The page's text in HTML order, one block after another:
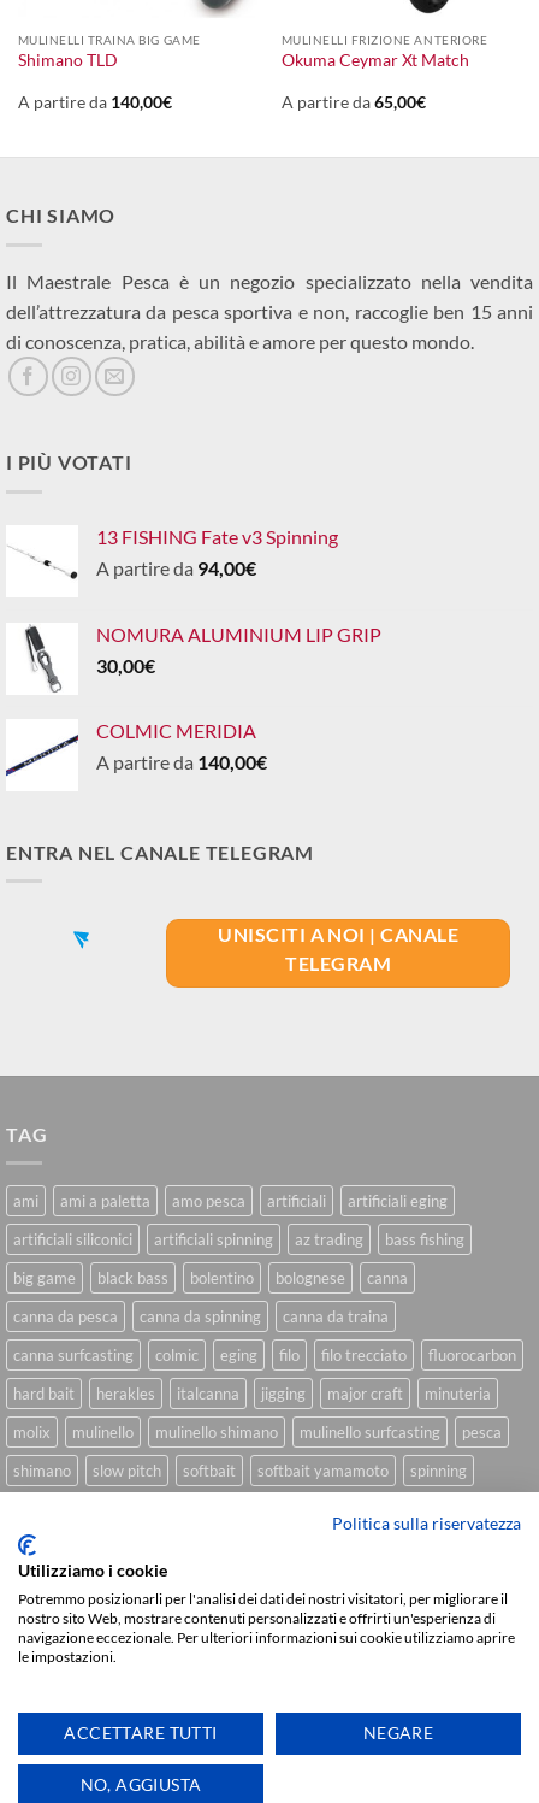
MULINELLI TRAINA BIG GAME
Shimano TLD
A partire da 140,00€
MULINELLI FRIZIONE ANTERIORE
Okuma Ceymar Xt Match
A partire da65,00€
CHI SIAMO
Il Maestrale Pesca è un negozio specializzato nella vendita
dell’attrezzatura da pesca sportiva e non, raccoglie ben 15 anni
di conoscenza, pratica, abilità e amore per questo mondo.
I PIÙ VOTATI
13 FISHING Fate v3 Spinning
A partire da 94,00€
NOMURA ALUMINIUM LIP GRIP
30,00€
COLMIC MERIDIA
A partire da 140,00€
ENTRA NEL CANALE TELEGRAM
UNISCITI A NOI | CANALE
TELEGRAM
TAG
ami ami a paletta amo pesca artificiali
artificiali eging
artificiali siliconici
artificiali spinning az trading
bass fishing
big game
black bass bolentino bolognese
canna
canna da pesca
canna da spinning
canna da traina
canna surfcasting
colmic eging filo filo trecciato
fluorocarbon
hard bait
herakles italcanna jigging major craft
minuteria
molix
mulinello mulinello shimano mulinello surfcasting
pesca
shimano
slow pitch softbait softbait yamamoto
spinning
Sviluppato daWe Blink Design
Visa
PayPal Stripe MasterCard
Cash
Copyright 2026 © IlMaestralePesca.it
Politica sulla riservatezza
Utilizziamo i cookie
Potremmo posizionarli per l'analisi dei dati dei nostri visitatori, per migliorare il
nostro sito Web, mostrare contenuti personalizzati e offrirti un'esperienza di
navigazione eccezionale. Per ulteriori informazioni sui cookie utilizziamo aprire
le impostazioni.
ACCETTARE TUTTI NEGARE
NO, AGGIUSTA